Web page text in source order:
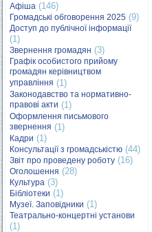
Афіша (146)
Громадські обговорення 2025 (9)
Доступ до публічної інформації
(1)
Звернення громадян (3)
Графік особистого прийому
громадян керівництвом
управління (1)
Законодавство та нормативно-
правові акти (1)
Оформлення письмового
звернення (1)
Кадри (1)
Консультації з громадськістю (44)
Звіт про проведену роботу (16)
Оголошення (28)
Культура (3)
Бібліотеки (1)
Музеї. Заповідники (1)
Театрально-концертні установи
(1)